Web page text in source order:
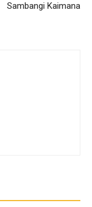
Sambangi Kaimana